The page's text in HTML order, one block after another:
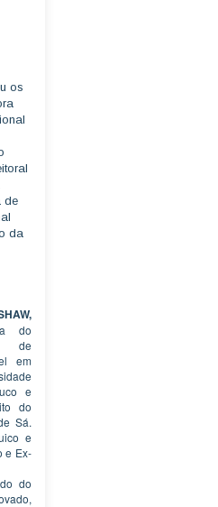
os
de
da
do
de
em
e
do
Sá.
e
e Ex-
do